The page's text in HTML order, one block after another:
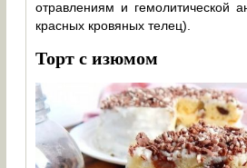
отравлениям и гемолитической
красных кровяных телец).
Торт с изюмом